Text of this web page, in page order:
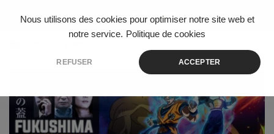
Nous utilisons des cookies pour optimiser notre site web et
notre service. Politique de cookies
REFUSER ACCEPTER
Skip to content